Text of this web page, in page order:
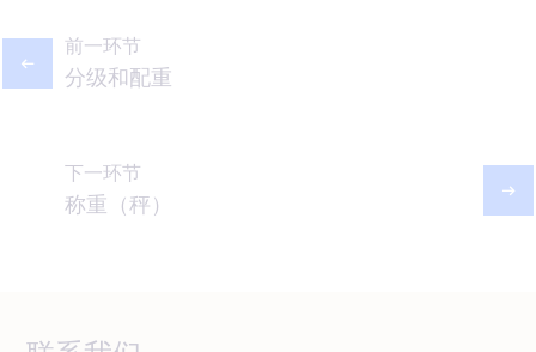
前一环节
分级和配重
下一环节
称重（秤）